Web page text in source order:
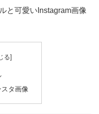
と可愛いInstagram画像
タ画像